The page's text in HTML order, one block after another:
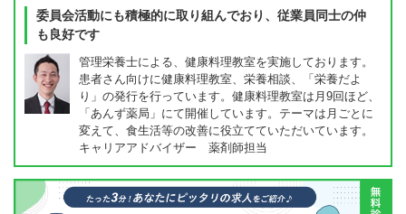
委員会活動にも積極的に取り組んでおり、従業員同士の仲
も良好です
管理栄養士による、健康料理教室を実施しております。
患者さん向けに健康料理教室、栄養相談、「栄養だよ
り」の発行を行っています。健康料理教室は月9回ほど、
「あんず薬局」にて開催しています。テーマは月ごとに
変えて、食生活等の改善に役立てていただいています。
キャリアアドバイザー 薬剤師担当